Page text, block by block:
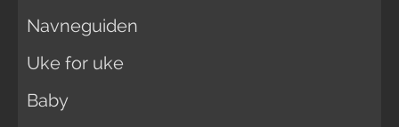
Navneguiden
Uke for uke
Baby